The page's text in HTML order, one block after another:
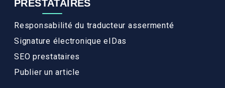
PRESTATAIRES
Responsabilité du traducteur assermenté
Signature électronique eIDas
SEO prestataires
Publier un article